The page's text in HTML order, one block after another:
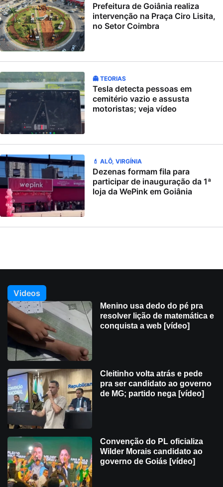
Prefeitura de Goiânia realiza
intervenção na Praça Ciro Lisita,
no Setor Coimbra
👻 TEORIAS
Tesla detecta pessoas em
cemitério vazio e assusta
motoristas; veja vídeo
💄 ALÔ, VIRGÍNIA
Dezenas formam fila para
participar de inauguração da 1ª
loja da WePink em Goiânia
Videos
Menino usa dedo do pé pra
resolver lição de matemática e
conquista a web [vídeo]
Cleitinho volta atrás e pede
pra ser candidato ao governo
de MG; partido nega [vídeo]
Convenção do PL oficializa
Wilder Morais candidato ao
governo de Goiás [vídeo]